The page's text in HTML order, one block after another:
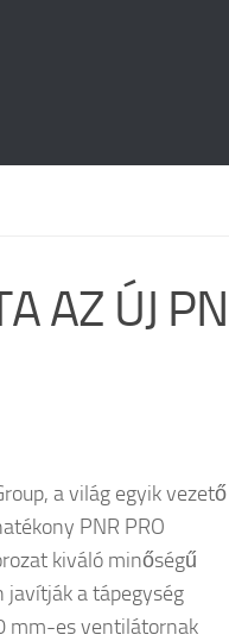
AZ ÚJ
a világ egyik vezető
PNR PRO
kiváló minőségű
javítják a tápegység
mm-es ventilátornak